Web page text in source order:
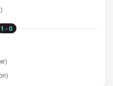
1 - 0